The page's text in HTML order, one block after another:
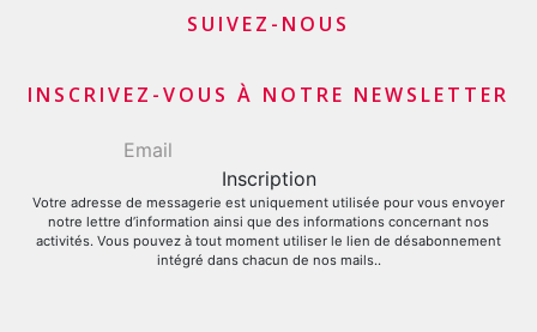
Demande carte de crédit
Apporteurs d’affaires commerçants et marchands
SUIVEZ-NOUS
INSCRIVEZ-VOUS À NOTRE NEWSLETTER
Votre adresse de messagerie est uniquement utilisée pour vous envoyer
notre lettre d’information ainsi que des informations concernant nos
activités. Vous pouvez à tout moment utiliser le lien de désabonnement
intégré dans chacun de nos mails..